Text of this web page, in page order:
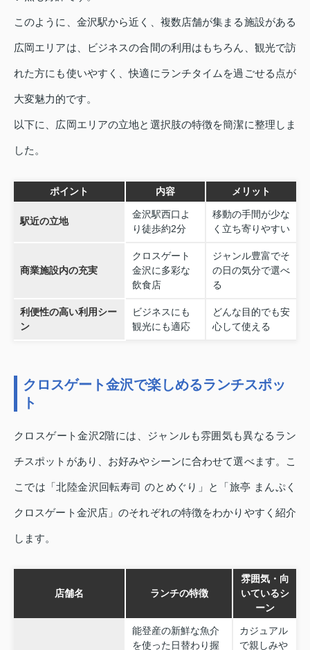
このように、金沢駅から近く、複数店舗が集まる施設がある
広岡エリアは、ビジネスの合間の利用はもちろん、観光で訪
れた方にも使いやすく、快適にランチタイムを過ごせる点が
大変魅力的です。
以下に、広岡エリアの立地と選択肢の特徴を簡潔に整理しま
した。
ポイント 内容 メリット
駅近の立地
金沢駅西口よ
り徒歩約2分
移動の手間が少な
く立ち寄りやすい
商業施設内の充実
クロスゲート
金沢に多彩な
飲食店
ジャンル豊富でそ
の日の気分で選べ
る
利便性の高い利用シー
ン
ビジネスにも
観光にも適応
どんな目的でも安
心して使える
クロスゲート金沢で楽しめるランチスポッ
ト
クロスゲート金沢2階には、ジャンルも雰囲気も異なるラン
チスポットがあり、お好みやシーンに合わせて選べます。こ
こでは「北陸金沢回転寿司 のとめぐり」と「旅亭 まんぷく
クロスゲート金沢店」のそれぞれの特徴をわかりやすく紹介
します。
店舗名 ランチの特徴
雰囲気・向
いているシ
ーン
能登産の新鮮な魚介
を使った日替わり握
カジュアル
で親しみや